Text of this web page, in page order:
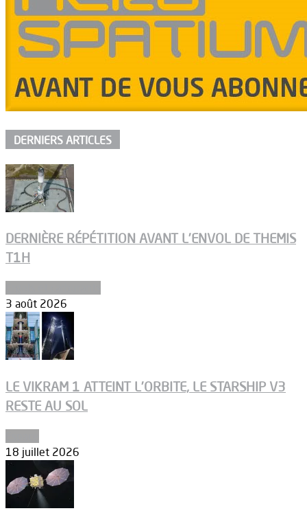
DERNIERS ARTICLES
DERNIÈRE RÉPÉTITION AVANT L’ENVOL DE THEMIS
T1H
3 août 2026
LE VIKRAM 1 ATTEINT L’ORBITE, LE STARSHIP V3
RESTE AU SOL
18 juillet 2026